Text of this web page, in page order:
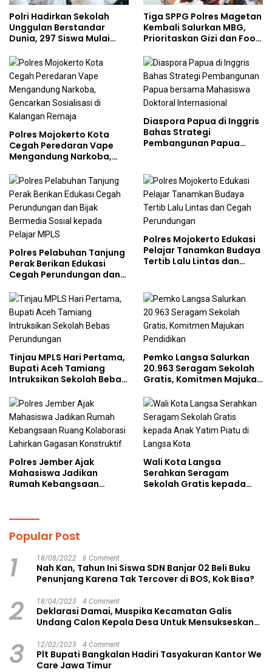
Polri Hadirkan Sekolah
Unggulan Berstandar
Dunia, 297 Siswa Mulai
Tiga SPPG Polres Magetan
Kembali Salurkan MBG,
Prioritaskan Gizi dan Food
Polres Mojokerto Kota
Cegah Peredaran Vape
Mengandung Narkoba,
Kalangan Remaja
Diaspora Papua di Inggris
Bahas Strategi
Pembangunan Papua
Polres Pelabuhan Tanjung
Perak Berikan Edukasi
Cegah Perundungan dan
kepada Pelajar MPLS
Polres Mojokerto Edukasi
Pelajar Tanamkan Budaya
Tertib Lalu Lintas dan
Tinjau MPLS Hari Pertama,
Bupati Aceh Tamiang
Intruksikan Sekolah Bebas
Pemko Langsa Salurkan
20.963 Seragam Sekolah
Gratis, Komitmen Majukan
Polres Jember Ajak
Mahasiswa Jadikan
Rumah Kebangsaan
Wali Kota Langsa
Serahkan Seragam
Sekolah Gratis kepada
Popular Post
1 18/08/2022 6 Comment
Nah Kan, Tahun Ini Siswa SDN Banjar 02 Beli Buku
Penunjang Karena Tak Tercover di BOS, Kok Bisa?
2 18/04/2023 4 Comment
Deklarasi Damai, Muspika Kecamatan Galis
Undang Calon Kepala Desa Untuk Mensukseskan
3 12/02/2023 4 Comment
Plt Bupati Bangkalan Hadiri Tasyakuran Kantor We
Care Jawa Timur